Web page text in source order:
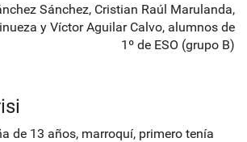
Sánchez, Cristian Raúl Marulanda,
y Víctor Aguilar Calvo, alumnos de
1º de ESO (grupo B)
de 13 años, marroquí, primero tenía